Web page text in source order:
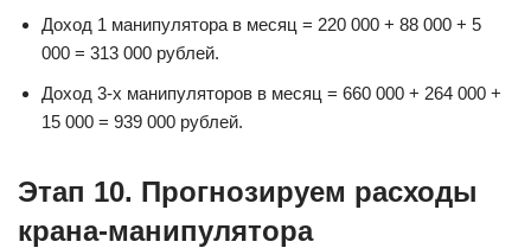
Доход 1 манипулятора в месяц = 220 000 + 88 000 + 5
000 = 313 000 рублей.
Доход 3-х манипуляторов в месяц = 660 000 + 264 000 +
15 000 = 939 000 рублей.
Этап 10. Прогнозируем расходы
крана-манипулятора